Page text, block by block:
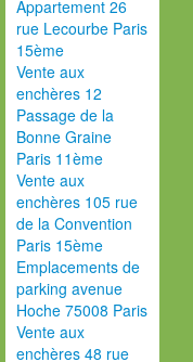
Appartement 26
rue Lecourbe Paris
15ème
Vente aux
enchères 12
Passage de la
Bonne Graine
Paris 11ème
Vente aux
enchères 105 rue
de la Convention
Paris 15ème
Emplacements de
parking avenue
Hoche 75008 Paris
Vente aux
enchères 48 rue